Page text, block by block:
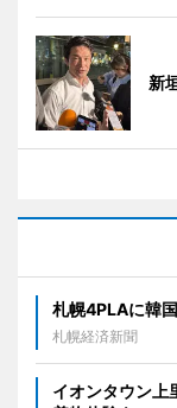
新
札幌4PLAに韓
札幌経済新聞
イオンタウン上